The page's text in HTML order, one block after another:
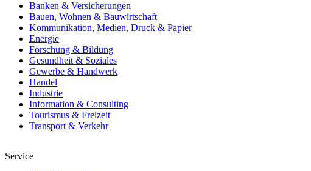
Banken & Versicherungen
Bauen, Wohnen & Bauwirtschaft
Kommunikation, Medien, Druck & Papier
Energie
Forschung & Bildung
Gesundheit & Soziales
Gewerbe & Handwerk
Handel
Industrie
Information & Consulting
Tourismus & Freizeit
Transport & Verkehr
Service